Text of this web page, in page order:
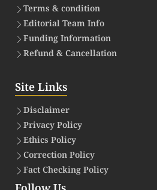
Terms & condition
Editorial Team Info
Funding Information
Refund & Cancellation
Site Links
Disclaimer
Privacy Policy
Ethics Policy
Correction Policy
Fact Checking Policy